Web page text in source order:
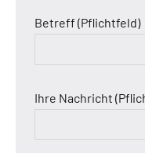
Betreff (Pflichtfeld)
Ihre Nachricht